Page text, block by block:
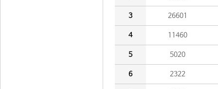
3 26601
4 11460
5 5020
6 2322